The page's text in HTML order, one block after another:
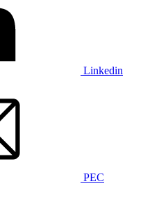
Linkedin
PEC